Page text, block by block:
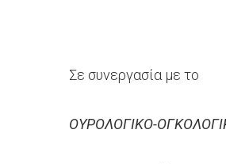
Σε συνεργασία με το
ΟΥΡΟΛΟΓΙΚΟ-